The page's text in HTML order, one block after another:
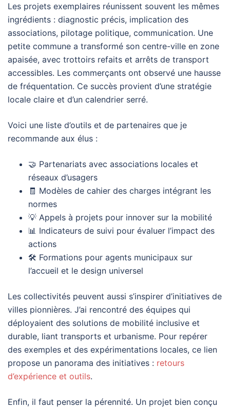
Les projets exemplaires réunissent souvent les mêmes
ingrédients : diagnostic précis, implication des
associations, pilotage politique, communication. Une
petite commune a transformé son centre-ville en zone
apaisée, avec trottoirs refaits et arrêts de transport
accessibles. Les commerçants ont observé une hausse
de fréquentation. Ce succès provient d’une stratégie
locale claire et d’un calendrier serré.
Voici une liste d’outils et de partenaires que je
recommande aux élus :
🤝 Partenariats avec associations locales et
réseaux d’usagers
🧾 Modèles de cahier des charges intégrant les
normes
💡 Appels à projets pour innover sur la mobilité
📊 Indicateurs de suivi pour évaluer l’impact des
actions
🛠️ Formations pour agents municipaux sur
l’accueil et le design universel
Les collectivités peuvent aussi s’inspirer d’initiatives de
villes pionnières. J’ai rencontré des équipes qui
déployaient des solutions de mobilité inclusive et
durable, liant transports et urbanisme. Pour repérer
des exemples et des expérimentations locales, ce lien
propose un panorama des initiatives : retours
d’expérience et outils.
Enfin, il faut penser la pérennité. Un projet bien conçu